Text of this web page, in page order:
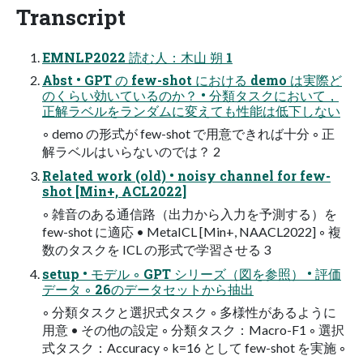
Transcript
EMNLP2022 読む人：木山 朔 1
Abst • GPT の few-shot における demo は実際ど
のくらい効いているのか？ • 分類タスクにおいて，
正解ラベルをランダムに変えても性能は低下しない
◦ demo の形式が few-shot で用意できれば十分 ◦ 正
解ラベルはいらないのでは？ 2
Related work (old) • noisy channel for few-
shot [Min+, ACL2022]
◦ 雑音のある通信路（出力から入力を予測する）を
few-shot に適応 • MetaICL [Min+, NAACL2022] ◦ 複
数のタスクを ICL の形式で学習させる 3
setup • モデル ◦ GPT シリーズ（図を参照） • 評価
データ ◦ 26のデータセットから抽出
◦ 分類タスクと選択式タスク ◦ 多様性があるように
用意 • その他の設定 ◦ 分類タスク：Macro-F1 ◦ 選択
式タスク：Accuracy ◦ k=16 として few-shot を実施 ◦